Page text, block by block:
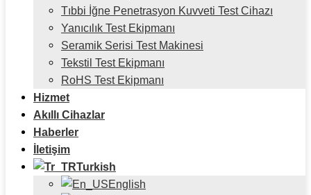
Tıbbi İğne Penetrasyon Kuvveti Test Cihazı
Yanıcılık Test Ekipmanı
Seramik Serisi Test Makinesi
Tekstil Test Ekipmanı
RoHS Test Ekipmanı
Hizmet
Akıllı Cihazlar
Haberler
İletişim
Turkish
English